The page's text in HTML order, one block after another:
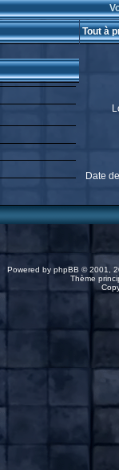
Tout à
Date
Powered by phpBB © 2001,
Thème